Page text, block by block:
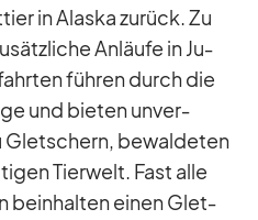
in Alaska zu­rück. Zu
An­läufe in Ju­
füh­ren durch die
und bie­ten un­ver­
Glet­schern, be­wal­de­ten
Tier­welt. Fast alle
be­inhal­ten ei­nen Glet­